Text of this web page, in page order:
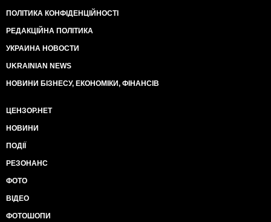
ПОЛІТИКА КОНФІДЕНЦІЙНОСТІ
РЕДАКЦІЙНА ПОЛІТИКА
УКРАИНА НОВОСТИ
UKRAINIAN NEWS
НОВИНИ БІЗНЕСУ, ЕКОНОМІКИ, ФІНАНСІВ
ЦЕНЗОР.НЕТ
НОВИНИ
ПОДІЇ
РЕЗОНАНС
ФОТО
ВІДЕО
ФОТОШОПИ